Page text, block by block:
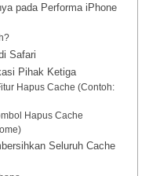
pada Performa iPhone
Safari
Pihak Ketiga
Hapus Cache (Contoh:
Hapus Cache
Seluruh Cache